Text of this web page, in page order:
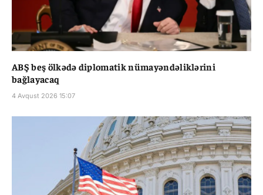
ABŞ beş ölkədə diplomatik nümayəndəliklərini
bağlayacaq
4 Avqust 2026 15:07